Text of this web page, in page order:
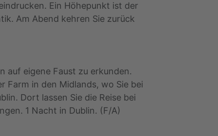
Ein Höhepunkt ist der
Am Abend kehren Sie zurück
auf eigene Faust zu erkunden.
Farm in den Midlands, wo Sie bei
Dort lassen Sie die Reise bei
1 Nacht in Dublin. (F/A)